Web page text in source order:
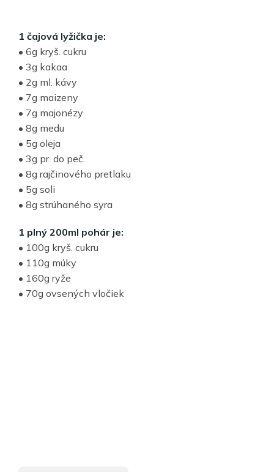
1 čajová lyžička je:
• 6g kryš. cukru
• 3g kakaa
• 2g ml. kávy
• 7g maizeny
• 7g majonézy
• 8g medu
• 5g oleja
• 3g pr. do peč.
• 8g rajčinového pretlaku
• 5g soli
• 8g strúhaného syra
1 plný 200ml pohár je:
• 100g kryš. cukru
• 110g múky
• 160g ryže
• 70g ovsených vločiek